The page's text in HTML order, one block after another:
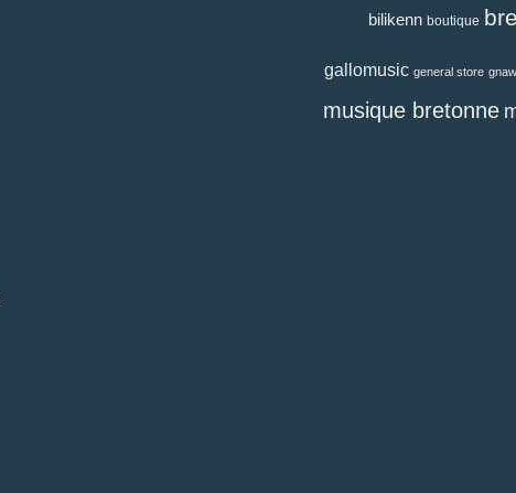
bilikenn boutique
gallomusic general store
musique bretonne